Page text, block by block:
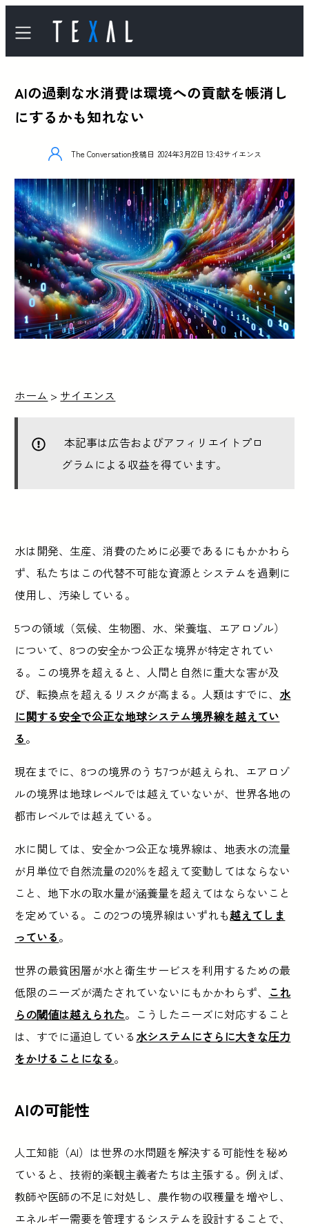
AIの過剰な水消費は環境への貢献を帳消し
にするかも知れない
The Conversation投稿日 2024年3月22日 13:43サイエンス
ホーム > サイエンス
本記事は広告およびアフィリエイトプロ
グラムによる収益を得ています。
水は開発、生産、消費のために必要であるにもかかわら
ず、私たちはこの代替不可能な資源とシステムを過剰に
使用し、汚染している。
5つの領域（気候、生物圏、水、栄養塩、エアロゾル）
について、8つの安全かつ公正な境界が特定されてい
る。この境界を超えると、人間と自然に重大な害が及
び、転換点を超えるリスクが高まる。人類はすでに、 水
に関する安全で公正な地球システム境界線を越えてい
る。
現在までに、8つの境界のうち7つが越えられ、エアロゾ
ルの境界は地球レベルでは越えていないが、世界各地の
都市レベルでは越えている。
水に関しては、安全かつ公正な境界線は、地表水の流量
が月単位で自然流量の20％を超えて変動してはならない
こと、地下水の取水量が涵養量を超えてはならないこと
を定めている。この2つの境界線はいずれも越えてしま
っている。
世界の最貧困層が水と衛生サービスを利用するための最
低限のニーズが満たされていないにもかかわらず、
これ
らの閾値は越えられた。こうしたニーズに対応すること
は、すでに逼迫している水システムにさらに大きな圧力
をかけることになる。
AIの可能性
人工知能（AI）は世界の水問題を解決する可能性を秘め
ていると、技術的楽観主義者たちは主張する。例えば、
教師や医師の不足に対処し、農作物の収穫量を増やし、
エネルギー需要を管理するシステムを設計することで、